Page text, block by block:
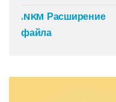
.NKM Расширение
файла